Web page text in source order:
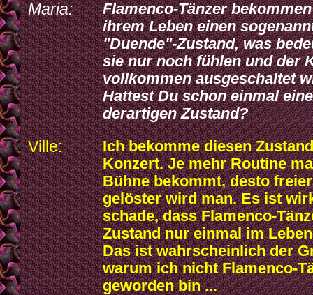
Maria:
Flamenco-Tänzer
ihrem Leben einen
"Duende"-Zustand, was
sie nur noch fühlen und der
vollkommen ausgeschaltet
Hattest Du schon einmal
derartigen Zustand?
Ville:
Ich bekomme diesen
Konzert. Je mehr Routine
Bühne bekommt, desto
gelöster wird man. Es ist
schade, dass Flamenco-
Zustand nur einmal im
Das ist wahrscheinlich der
warum ich nicht Flamenco-
geworden bin ...